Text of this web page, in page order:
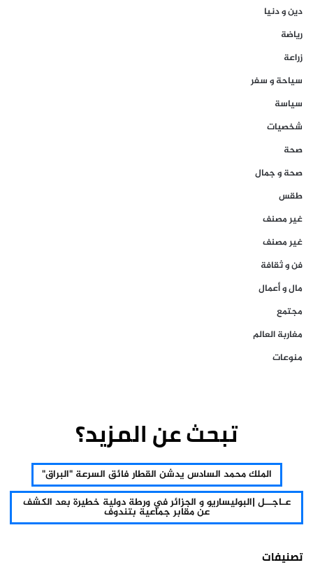
دين و دنيا
رياضة
زراعة
سياحة و سفر
سياسة
شخصيات
صحة
صحة و جمال
طقس
غير مصنف
غير مصنف
فن و ثقافة
مال و أعمال
مجتمع
مغاربة العالم
منوعات
تبحث عن المزيد؟
الملك محمد السادس يدشن القطار فائق السرعة "البراق"
عـاجــل |البوليساريو و الجزائر في ورطة دولية خطيرة بعد الكشف
عن مقابر جماعية بتندوف
تصنيفات